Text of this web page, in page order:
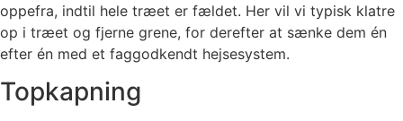
oppefra, indtil hele træet er fældet. Her vil vi typisk klatre
op i træet og fjerne grene, for derefter at sænke dem én
efter én med et faggodkendt hejsesystem.
Topkapning